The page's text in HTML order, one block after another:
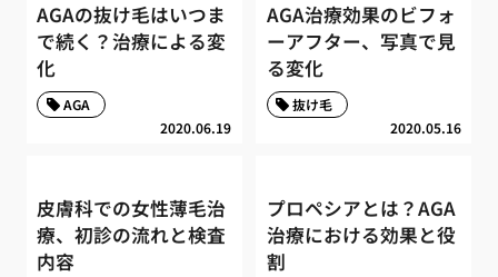
AGAの抜け毛はいつま
で続く？治療による変
化
2020.06.19
AGA
AGA治療効果のビフォ
ーアフター、写真で見
る変化
2020.05.16
抜け毛
皮膚科での女性薄毛治
療、初診の流れと検査
内容
プロペシアとは？AGA
治療における効果と役
割